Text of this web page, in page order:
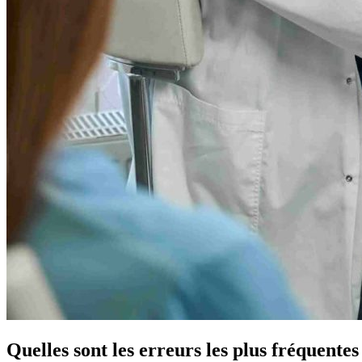
Quelles sont les erreurs les plus fréquentes